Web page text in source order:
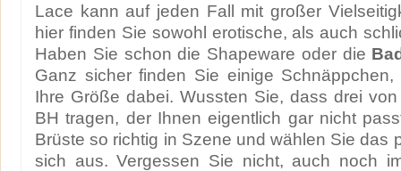
Lace kann auf jeden Fall mit großer
hier finden Sie sowohl erotische, als auch
Haben Sie schon die Shapeware oder die
Ganz sicher finden Sie einige
Ihre Größe dabei. Wussten Sie, dass drei
BH tragen, der Ihnen eigentlich gar nicht
Brüste so richtig in Szene und wählen Sie das
sich aus. Vergessen Sie nicht, auch noch